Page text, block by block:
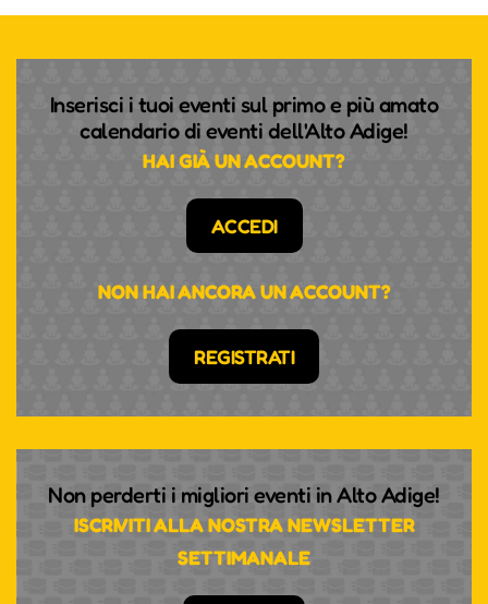
Inserisci i tuoi eventi sul primo e più amato
calendario di eventi dell'Alto Adige!
HAI GIÀ UN ACCOUNT?
ACCEDI
NON HAI ANCORA UN ACCOUNT?
REGISTRATI
Non perderti i migliori eventi in Alto Adige!
ISCRIVITI ALLA NOSTRA NEWSLETTER
SETTIMANALE